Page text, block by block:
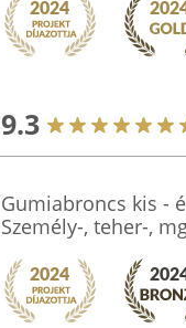
9.3
Gumiabroncs kis -
Személy-, teher-,